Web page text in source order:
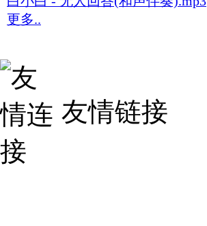
更多..
友情链接